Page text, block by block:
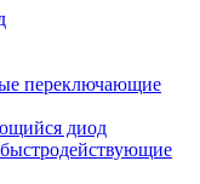
переключающие
диод